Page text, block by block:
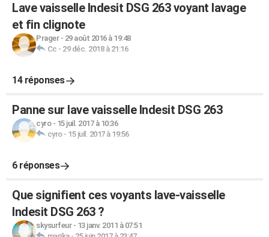
Lave vaisselle Indesit DSG 263 voyant lavage
et fin clignote
Prager- 29 août 2016 à 19:48
Cc - 29 déc. 2018 à 21:16
14 réponses
Panne sur lave vaisselle Indesit DSG 263
cyro- 15 juil. 2017 à 10:36
cyro- 15 juil. 2017 à 19:56
6 réponses
Que signifient ces voyants lave-vaisselle
Indesit DSG 263 ?
skysurfeur- 13 janv. 2011 à 07:51